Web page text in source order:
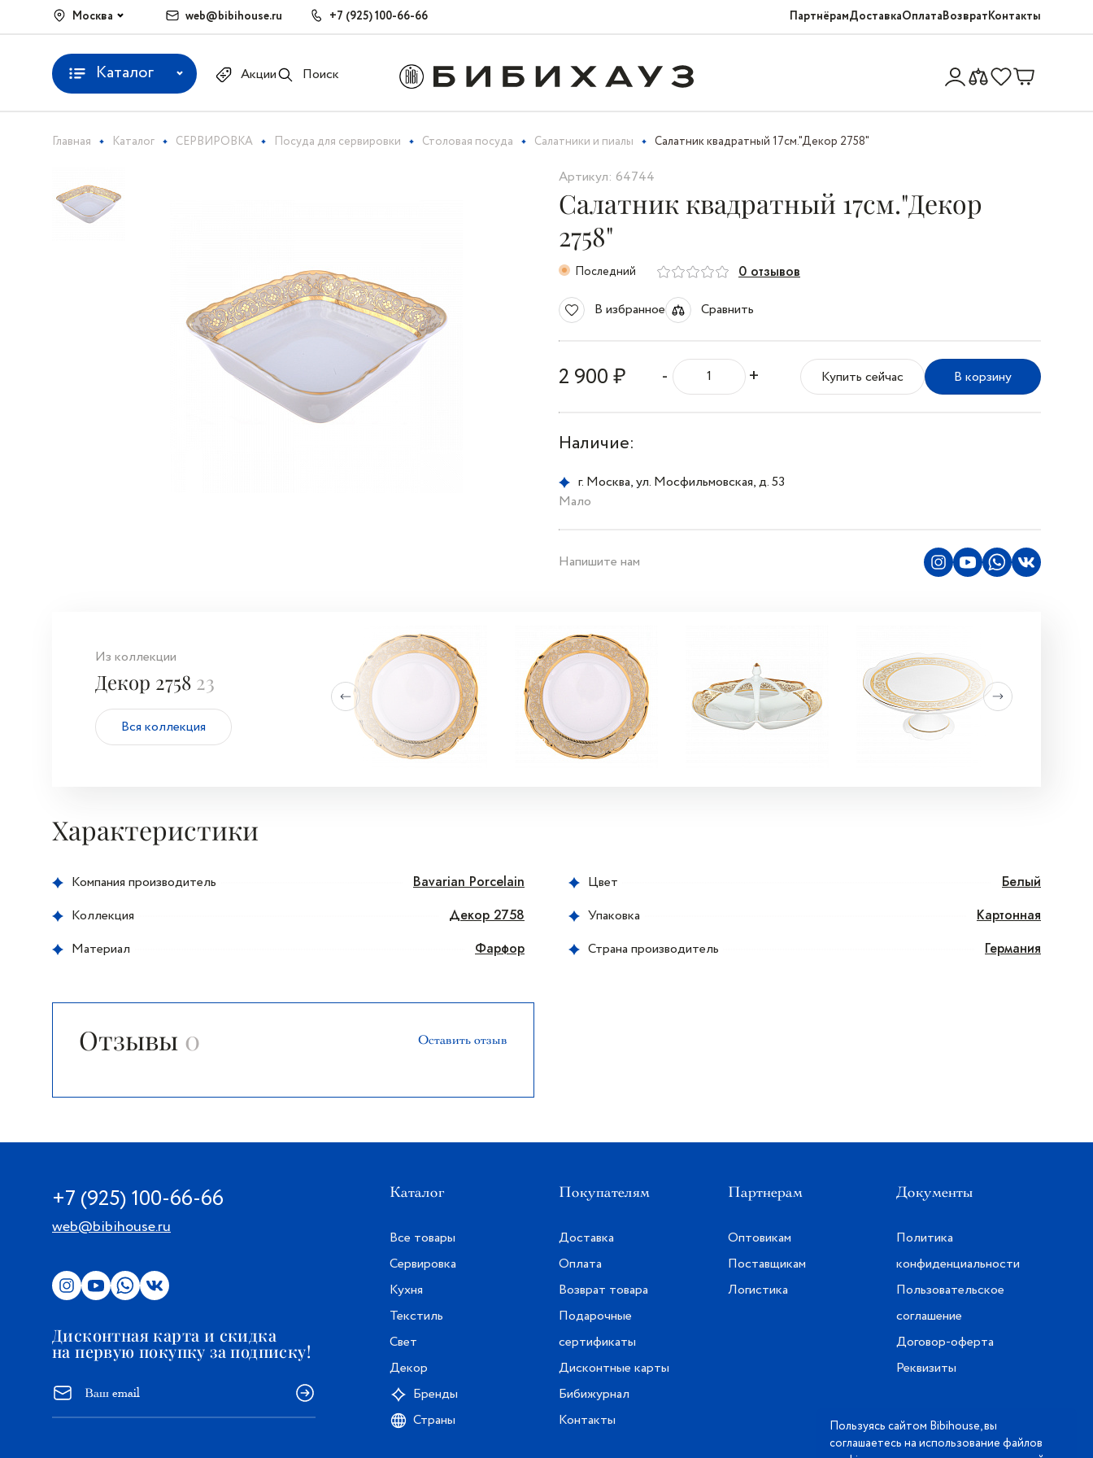
Москва web@bibihouse.ru +7 (925) 100-66-66 ПартнёрамДоставкаОплатаВозвратКонтакты
Каталог Акции Поиск
Главная Каталог СЕРВИРОВКА Посуда для сервировки Столовая посуда Салатники и пиалы Салатник квадратный 17см."Декор 2758"
Артикул: 64744
Салатник квадратный 17см."Декор
2758"
Последний 0 отзывов
В избранное Сравнить
2 900 ₽ - + Купить сейчас В корзину
Наличие:
г. Москва, ул. Мосфильмовская, д. 53
Мало
Напишите нам
Из коллекции
Декор 2758 23
Вся коллекция
Характеристики
Компания производитель
Bavarian Porcelain
Коллекция
Декор 2758
Материал
Фарфор
Цвет
Белый
Упаковка
Картонная
Страна производитель
Германия
Отзывы 0 Оставить отзыв
+7 (925) 100-66-66
web@bibihouse.ru
Дисконтная карта и скидка
на первую покупку за подписку!
Каталог
Все товары
Сервировка
Кухня
Текстиль
Свет
Декор
Бренды
Страны
Покупателям
Доставка
Оплата
Возврат товара
Подарочные
сертификаты
Дисконтные карты
Бибижурнал
Контакты
Партнерам
Оптовикам
Поставщикам
Логистика
Документы
Политика
конфиденциальности
Пользовательское
соглашение
Договор-оферта
Реквизиты
Пользуясь сайтом Bibihouse, вы
соглашаетесь на использование файлов